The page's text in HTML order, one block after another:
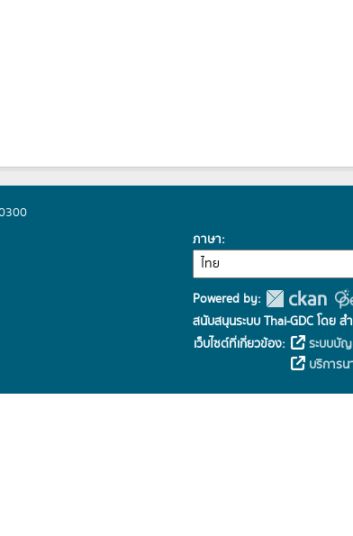
ภาษา
Powered by:
สนับสนุนระบบ Thai-GDC โดย
เว็บไซต์ที่เกี่ยวข้อง:
ระบบบั
บริการ